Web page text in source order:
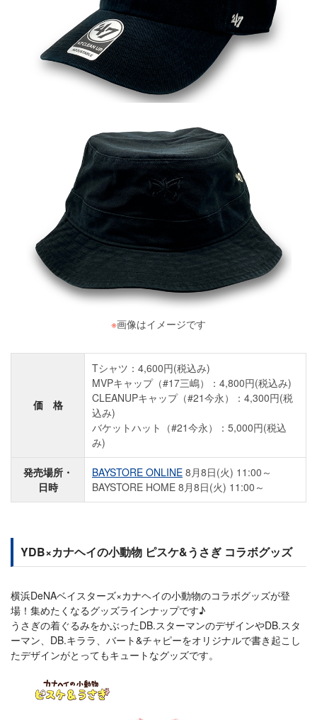
※画像はイメージです
価 格
Tシャツ：4,600円(税込み)
MVPキャップ（#17三嶋）：4,800円(税込み)
CLEANUPキャップ（#21今永）：4,300円(税
込み)
バケットハット（#21今永）：5,000円(税込
み)
発売場所・
日時
BAYSTORE ONLINE 8月8日(火) 11:00～
BAYSTORE HOME 8月8日(火) 11:00～
YDB×カナヘイの小動物 ピスケ&うさぎ コラボグッズ
横浜DeNAベイスターズ×カナヘイの小動物のコラボグッズが登
場！集めたくなるグッズラインナップです♪
うさぎの着ぐるみをかぶったDB.スターマンのデザインやDB.スタ
ーマン、DB.キララ、バート&チャピーをオリジナルで書き起こし
たデザインがとってもキュートなグッズです。